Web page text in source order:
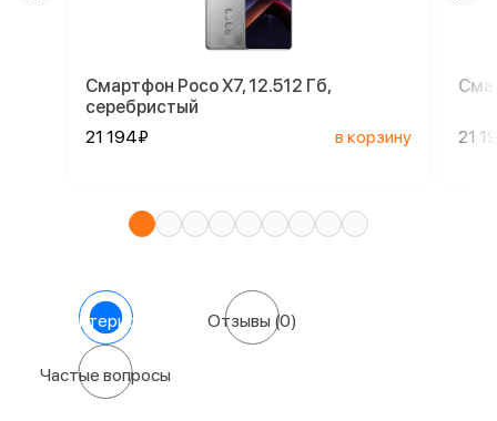
Смартфон Poco X7, 12.512 Гб,
серебристый
21 194₽
в корзину 21
Характеристики Отзывы (0)
Частые вопросы